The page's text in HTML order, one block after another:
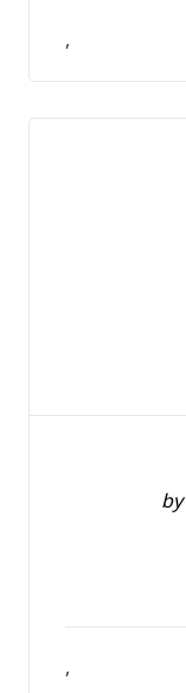
,
by
,